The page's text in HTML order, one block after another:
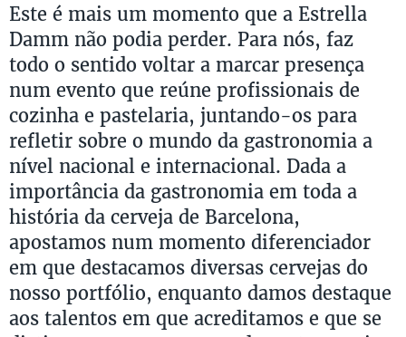
Este é mais um momento que a Estrella
Damm não podia perder. Para nós, faz
todo o sentido voltar a marcar presença
num evento que reúne profissionais de
cozinha e pastelaria, juntando-os para
refletir sobre o mundo da gastronomia a
nível nacional e internacional. Dada a
importância da gastronomia em toda a
história da cerveja de Barcelona,
apostamos num momento diferenciador
em que destacamos diversas cervejas do
nosso portfólio, enquanto damos destaque
aos talentos em que acreditamos e que se